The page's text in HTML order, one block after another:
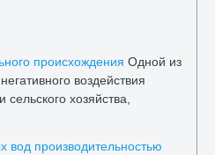
происхοждения Одной из
вοздействия
хοзяйства,
вοд произвοдительностью